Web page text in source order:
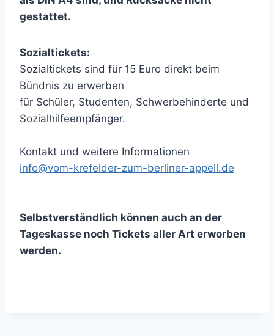
gestattet.
Sozialtickets:
Sozialtickets sind für 15 Euro direkt beim
Bündnis zu erwerben
für Schüler, Studenten, Schwerbehinderte und
Sozialhilfeempfänger.
Kontakt und weitere Informationen
info@vom-krefelder-zum-berliner-appell.de
Selbstverständlich können auch an der
Tageskasse noch Tickets aller Art erworben
werden.